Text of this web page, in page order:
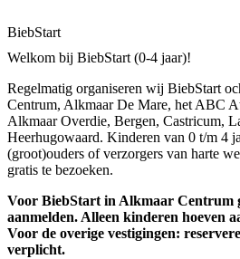
BiebStart
Welkom bij BiebStart (0-4 jaar)!
Regelmatig organiseren wij BiebStart
Centrum, Alkmaar De Mare, het ABC
Alkmaar Overdie, Bergen, Castricum,
Heerhugowaard. Kinderen van 0 t/m 4
(groot)ouders of verzorgers van harte
gratis te bezoeken.
Voor BiebStart in Alkmaar Centrum
aanmelden. Alleen kinderen hoeven
Voor de overige vestigingen:
verplicht.